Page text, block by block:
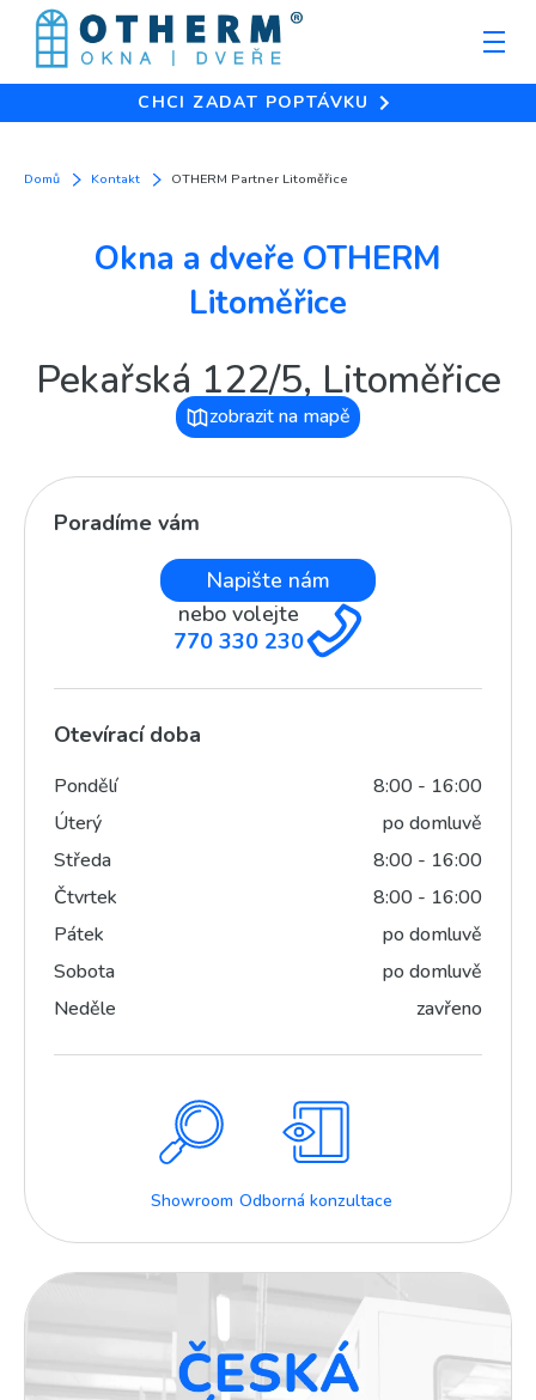
CHCI ZADAT POPTÁVKU
Domů Kontakt OTHERM Partner Litoměřice
Okna a dveře OTHERM
Litoměřice
Pekařská 122/5, Litoměřice
zobrazit na mapě
Poradíme vám
Napište nám
nebo volejte
770 330 230
Otevírací doba
Pondělí
8:00 - 16:00
Úterý
po domluvě
Středa
8:00 - 16:00
Čtvrtek
8:00 - 16:00
Pátek
po domluvě
Sobota
po domluvě
Neděle
zavřeno
Showroom Odborná konzultace